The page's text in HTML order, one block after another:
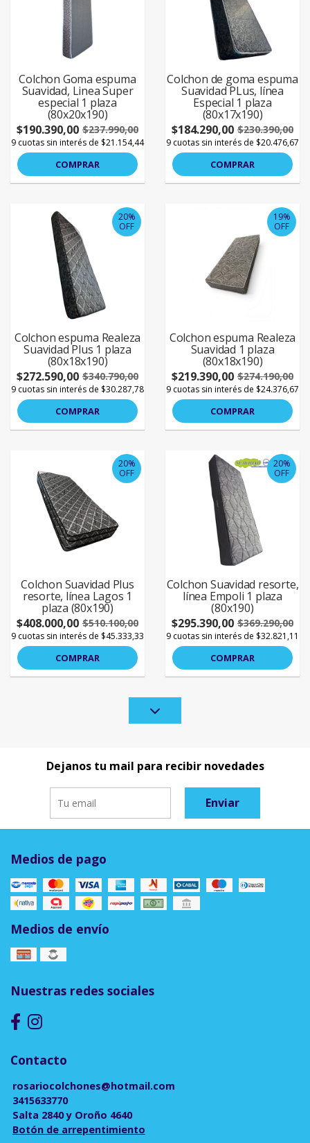
Colchon Goma espuma
Suavidad, Linea Super
especial 1 plaza
(80x20x190)
$190.390,00 $237.990,00
9 cuotas sin interés de $21.154,44
COMPRAR
Colchon de goma espuma
Suavidad PLus, línea
Especial 1 plaza
(80x17x190)
$184.290,00 $230.390,00
9 cuotas sin interés de $20.476,67
COMPRAR
20%
OFF
Colchon espuma Realeza
Suavidad Plus 1 plaza
(80x18x190)
$272.590,00 $340.790,00
9 cuotas sin interés de $30.287,78
COMPRAR
19%
OFF
Colchon espuma Realeza
Suavidad 1 plaza
(80x18x190)
$219.390,00 $274.190,00
9 cuotas sin interés de $24.376,67
COMPRAR
20%
OFF
Colchon Suavidad Plus
resorte, línea Lagos 1
plaza (80x190)
$408.000,00 $510.100,00
9 cuotas sin interés de $45.333,33
COMPRAR
20%
OFF
Colchon Suavidad resorte,
línea Empoli 1 plaza
(80x190)
$295.390,00 $369.290,00
9 cuotas sin interés de $32.821,11
COMPRAR
Dejanos tu mail para recibir novedades
Enviar
Medios de pago
Medios de envío
Nuestras redes sociales
Contacto
rosariocolchones@hotmail.com
3415633770
Salta 2840 y Oroño 4640
Botón de arrepentimiento